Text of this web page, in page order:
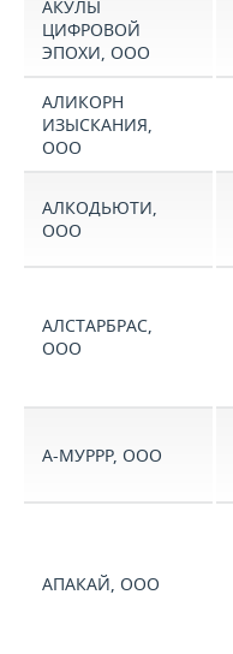
АКУЛЫ
ЦИФРОВОЙ
ЭПОХИ, ООО
АЛИКОРН
ИЗЫСКАНИЯ,
ООО
АЛКОДЬЮТИ,
ООО
АЛСТАРБРАС,
ООО
А-МУРРР, ООО
АПАКАЙ, ООО